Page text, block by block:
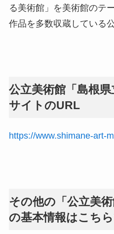
る美術館」を美術館のテ
作品を多数収蔵している
公立美術館「島根
サイトのURL
https://www.shimane-art-
その他の「公立美術
の基本情報はこち